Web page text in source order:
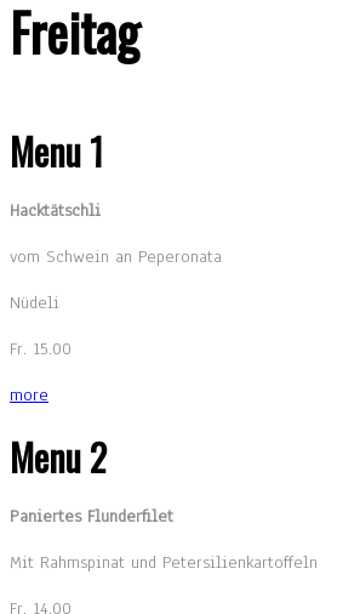
Freitag
Menu 1
Hacktätschli
vom Schwein an Peperonata
Nüdeli
Fr. 15.00
more
Menu 2
Paniertes Flunderfilet
Mit Rahmspinat und Petersilienkartoffeln
Fr. 14.00